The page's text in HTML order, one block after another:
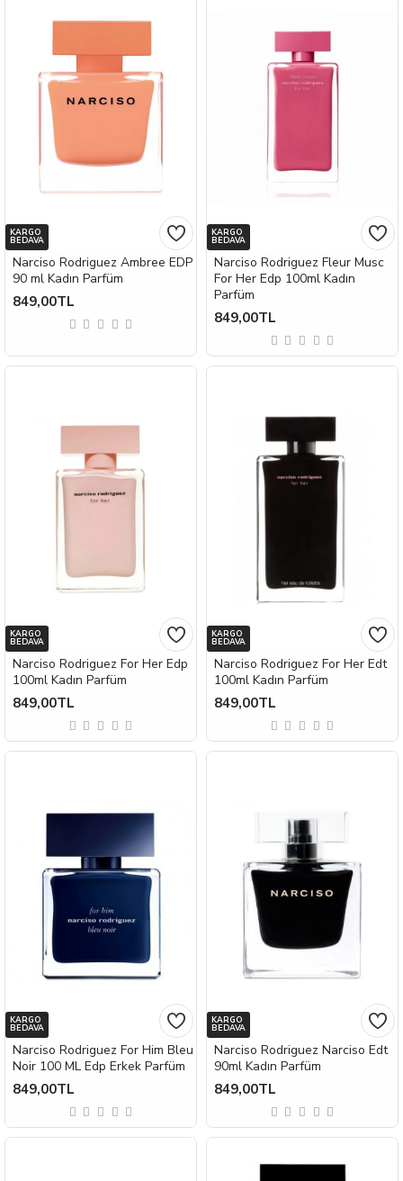
KARGO
BEDAVA
Narciso Rodriguez Ambree EDP
90 ml Kadın Parfüm
849,00TL
KARGO
BEDAVA
Narciso Rodriguez Fleur Musc
For Her Edp 100ml Kadın
Parfüm
849,00TL
KARGO
BEDAVA
Narciso Rodriguez For Her Edp
100ml Kadın Parfüm
849,00TL
KARGO
BEDAVA
Narciso Rodriguez For Her Edt
100ml Kadın Parfüm
849,00TL
KARGO
BEDAVA
Narciso Rodriguez For Him Bleu
Noir 100 ML Edp Erkek Parfüm
849,00TL
KARGO
BEDAVA
Narciso Rodriguez Narciso Edt
90ml Kadın Parfüm
849,00TL